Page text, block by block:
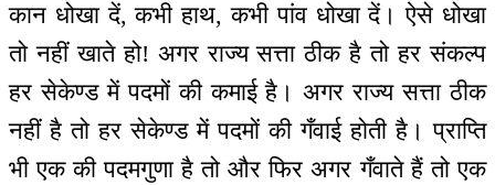
कान धोखा दें, कभी हाथ, कभी पांव धोखा दें। ऐसे धोखा
तो नहीं खाते हो! अगर राज्य सत्ता ठीक है तो हर संकल्प
हर सेकेण्ड में पदमों की कमाई है। अगर राज्य सत्ता ठीक
नहीं है तो हर सेकेण्ड में पदमों की गँवाई होती है। प्राप्ति
भी एक की पदमगुणा है तो और फिर अगर गँवाते हैं तो एक